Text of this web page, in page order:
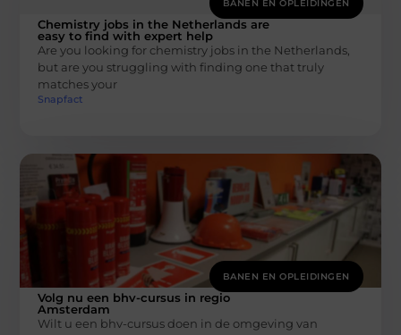
BANEN EN OPLEIDINGEN
Chemistry jobs in the Netherlands are
easy to find with expert help
Are you looking for chemistry jobs in the Netherlands,
but are you struggling with finding one that truly
matches your
Snapfact
BANEN EN OPLEIDINGEN
Volg nu een bhv-cursus in regio
Amsterdam
Wilt u een bhv-cursus doen in de omgeving van